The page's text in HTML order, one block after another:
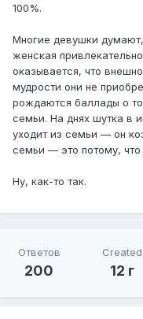
100%.
Многие девушки
женская
оказывается, что
мудрости они не
рождаются баллады о
семьи. На днях шутка в
уходит из семьи — он
семьи — это потому,
Ну, как-то так.
Ответов
200
Created
12 г